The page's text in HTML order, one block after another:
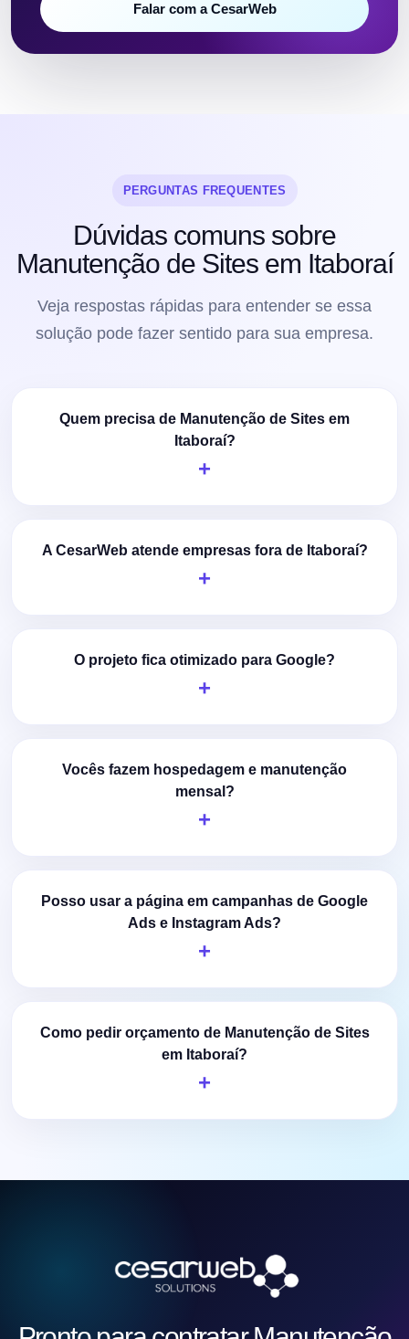
Falar com a CesarWeb
PERGUNTAS FREQUENTES
Dúvidas comuns sobre
Manutenção de Sites em Itaboraí
Veja respostas rápidas para entender se essa
solução pode fazer sentido para sua empresa.
Quem precisa de Manutenção de Sites em
Itaboraí?
A CesarWeb atende empresas fora de Itaboraí?
O projeto fica otimizado para Google?
Vocês fazem hospedagem e manutenção
mensal?
Posso usar a página em campanhas de Google
Ads e Instagram Ads?
Como pedir orçamento de Manutenção de Sites
em Itaboraí?